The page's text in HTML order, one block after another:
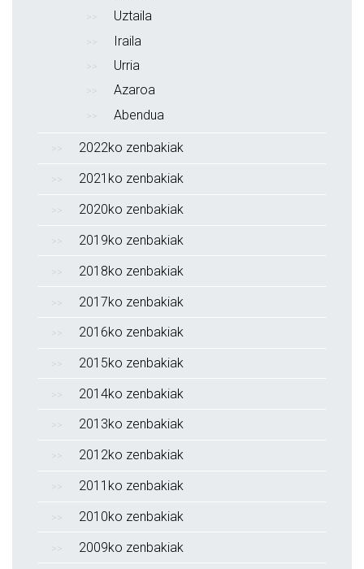
Uztaila
Iraila
Urria
Azaroa
Abendua
2022ko zenbakiak
2021ko zenbakiak
2020ko zenbakiak
2019ko zenbakiak
2018ko zenbakiak
2017ko zenbakiak
2016ko zenbakiak
2015ko zenbakiak
2014ko zenbakiak
2013ko zenbakiak
2012ko zenbakiak
2011ko zenbakiak
2010ko zenbakiak
2009ko zenbakiak